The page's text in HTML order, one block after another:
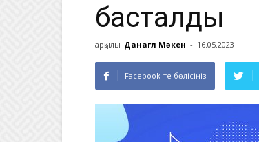
басталды
арқылы Данагүл Мәкен - 16.05.2023
Facebook-те бөлісіңіз